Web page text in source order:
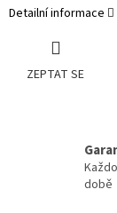
Detailní informace
ZEPTAT SE
době